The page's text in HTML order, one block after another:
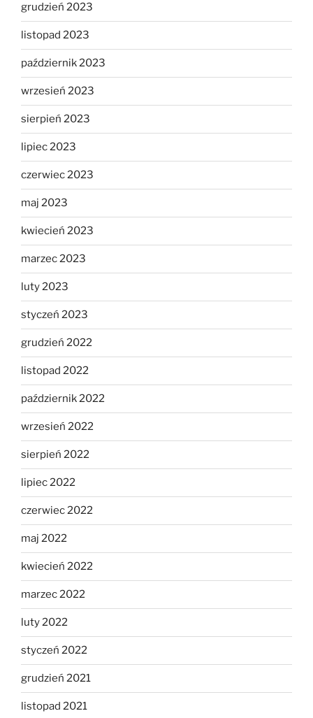
grudzień 2023
listopad 2023
październik 2023
wrzesień 2023
sierpień 2023
lipiec 2023
czerwiec 2023
maj 2023
kwiecień 2023
marzec 2023
luty 2023
styczeń 2023
grudzień 2022
listopad 2022
październik 2022
wrzesień 2022
sierpień 2022
lipiec 2022
czerwiec 2022
maj 2022
kwiecień 2022
marzec 2022
luty 2022
styczeń 2022
grudzień 2021
listopad 2021